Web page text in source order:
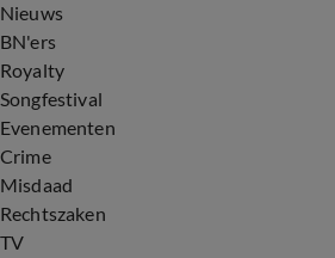
Nieuws
BN'ers
Royalty
Songfestival
Evenementen
Crime
Misdaad
Rechtszaken
TV